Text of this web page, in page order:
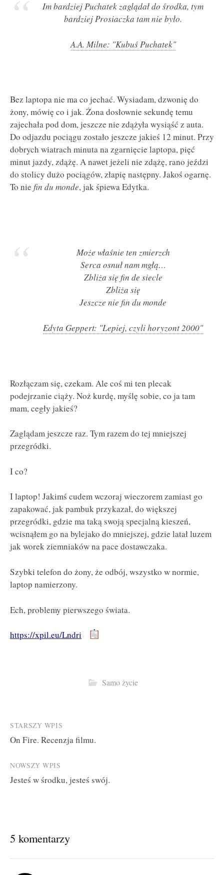
Im bardziej Puchatek zaglądał do środka, tym
bardziej Prosiaczka tam nie było.
A.A. Milne: "Kubuś Puchatek"
Bez laptopa nie ma co jechać. Wysiadam, dzwonię do
żony, mówię co i jak. Żona dosłownie sekundę temu
zajechała pod dom, jeszcze nie zdążyła wysiąść z auta.
Do odjazdu pociągu zostało jeszcze jakieś 12 minut. Przy
dobrych wiatrach minuta na zgarnięcie laptopa, pięć
minut jazdy, zdążę. A nawet jeżeli nie zdążę, rano jeździ
do stolicy dużo pociągów, złapię następny. Jakoś ogarnę.
To nie fin du monde, jak śpiewa Edytka.
Może właśnie ten zmierzch
Serca osnuł nam mgłą…
Zbliża się fin de siecle
Zbliża się
Jeszcze nie fin du monde
Edyta Geppert: "Lepiej, czyli horyzont 2000"
Rozłączam się, czekam. Ale coś mi ten plecak
podejrzanie ciąży. Noż kurdę, myślę sobie, co ja tam
mam, cegły jakieś?
Zaglądam jeszcze raz. Tym razem do tej mniejszej
przegródki.
I co?
I laptop! Jakimś cudem wczoraj wieczorem zamiast go
zapakować, jak pambuk przykazał, do większej
przegródki, gdzie ma taką swoją specjalną kieszeń,
wcisnąłem go na bylejako do mniejszej, gdzie latał luzem
jak worek ziemniaków na pace dostawczaka.
Szybki telefon do żony, że odbój, wszystko w normie,
laptop namierzony.
Ech, problemy pierwszego świata.
https://xpil.eu/Lndri
Samo życie
Post
navigation
STARSZY WPIS
On Fire. Recenzja filmu.
NOWSZY WPIS
Jesteś w środku, jesteś swój.
5 komentarzy